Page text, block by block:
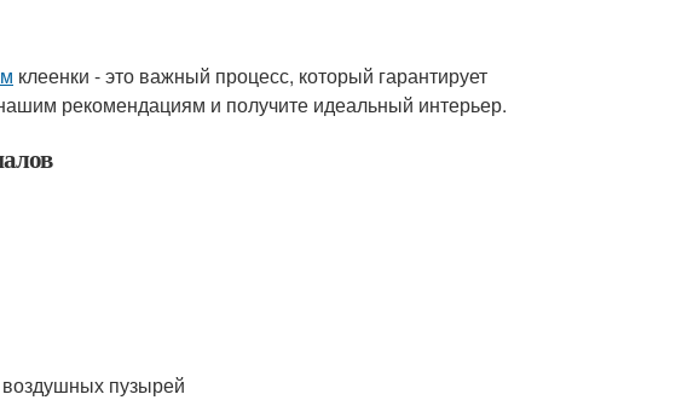
клеенки - это важный процесс, который гарантирует
рекомендациям и получите идеальный интерьер.
пузырей